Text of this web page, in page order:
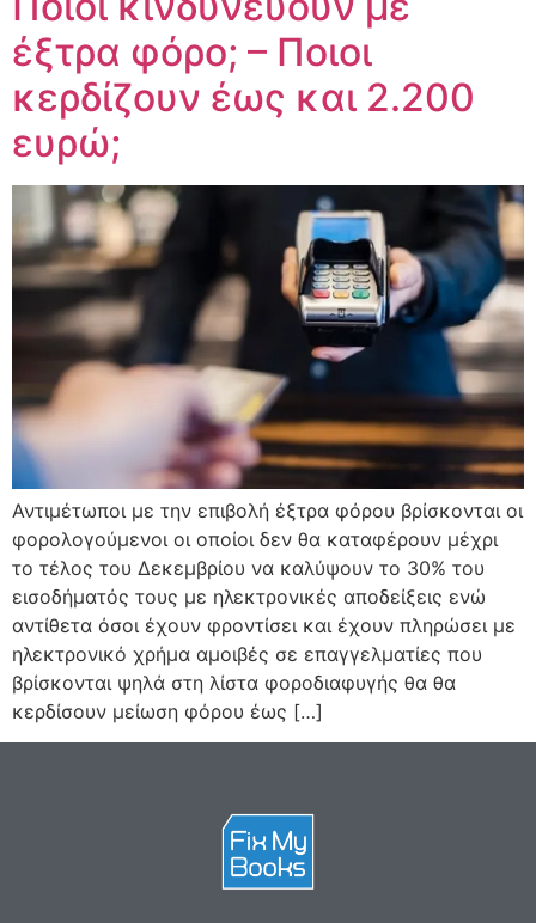
έξτρα φόρο; – Ποιοι
κερδίζουν έως και 2.200
ευρώ;
Αντιμέτωποι με την επιβολή έξτρα φόρου βρίσκονται οι
φορολογούμενοι οι οποίοι δεν θα καταφέρουν μέχρι
το τέλος του Δεκεμβρίου να καλύψουν το 30% του
εισοδήματός τους με ηλεκτρονικές αποδείξεις ενώ
αντίθετα όσοι έχουν φροντίσει και έχουν πληρώσει με
ηλεκτρονικό χρήμα αμοιβές σε επαγγελματίες που
βρίσκονται ψηλά στη λίστα φοροδιαφυγής θα θα
κερδίσουν μείωση φόρου έως […]